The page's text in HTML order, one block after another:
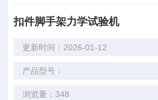
扣件脚手架力学试验机
更新时间：2026-01-12
产品型号：
浏览量：348